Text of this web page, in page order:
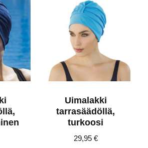
Uimalakki
tarrasäädöllä,
turkoosi
29,95 €